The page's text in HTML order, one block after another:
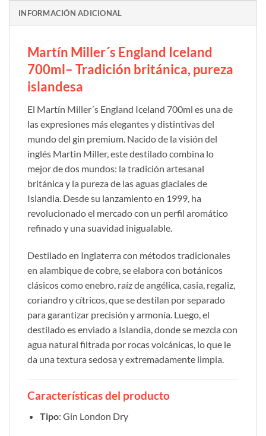
INFORMACIÓN ADICIONAL
Martín Miller´s England Iceland
700ml– Tradición británica, pureza
islandesa
El Martín Miller´s England Iceland 700ml es una de
las expresiones más elegantes y distintivas del
mundo del gin premium. Nacido de la visión del
inglés Martin Miller, este destilado combina lo
mejor de dos mundos: la tradición artesanal
británica y la pureza de las aguas glaciales de
Islandia. Desde su lanzamiento en 1999, ha
revolucionado el mercado con un perfil aromático
refinado y una suavidad inigualable.
Destilado en Inglaterra con métodos tradicionales
en alambique de cobre, se elabora con botánicos
clásicos como enebro, raíz de angélica, casia, regaliz,
coriandro y cítricos, que se destilan por separado
para garantizar precisión y armonía. Luego, el
destilado es enviado a Islandia, donde se mezcla con
agua natural filtrada por rocas volcánicas, lo que le
da una textura sedosa y extremadamente limpia.
Características del producto
Tipo: Gin London Dry